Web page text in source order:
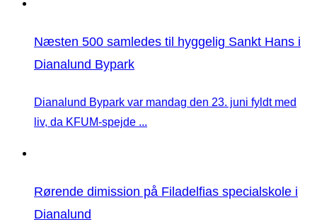
Næsten 500 samledes til hyggelig Sankt Hans i
Dianalund Bypark
Dianalund Bypark var mandag den 23. juni fyldt med
liv, da KFUM-spejde ...
Rørende dimission på Filadelfias specialskole i
Dianalund